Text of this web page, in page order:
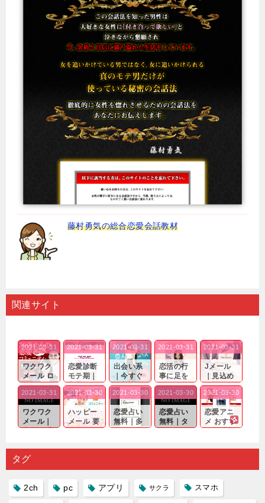
藤村勇気の総合恋愛会話教材
関連サイト
ワクワク
メール ロ
グイン pc
｜心の底
から真
剣...
2021-03-31
恋愛診断
モテ期｜
老若男女
問わ
ず…。
2021-03-31
出会い系
｜今すぐ
仲良くな
れる相手
探しをし
たいと...
2021-03-31
恋活の行
事に足を
運んでも
出会いの
チャンス
が訪れ...
2021-03-31
Jメール
｜見込め
る効果が
確実なも
のであっ
ても…...
2021-03-31
ワクワク
メール｜
出会い系
り会った
人に軽...
2021-03-31
ハッピー
メール 要
注意人物
するので
2021-03-30
恋愛占い
無料｜多
数ある出
プリの内
2021-03-30
恋愛占い
無料｜タ
ーゲット
る人に恋
2021-03-30
恋愛アニ
メ おすす
め｜「心
雑で素人
2021-03-30
タグ
2ch pc アプリ サクラ スマホ